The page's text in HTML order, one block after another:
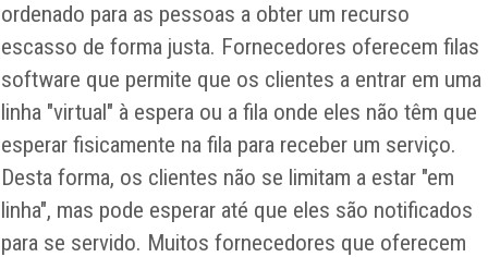
ordenado para as pessoas a obter um recurso
escasso de forma justa. Fornecedores oferecem filas
software que permite que os clientes a entrar em uma
linha "virtual" à espera ou a fila onde eles não têm que
esperar fisicamente na fila para receber um serviço.
Desta forma, os clientes não se limitam a estar "em
linha", mas pode esperar até que eles são notificados
para se servido. Muitos fornecedores que oferecem